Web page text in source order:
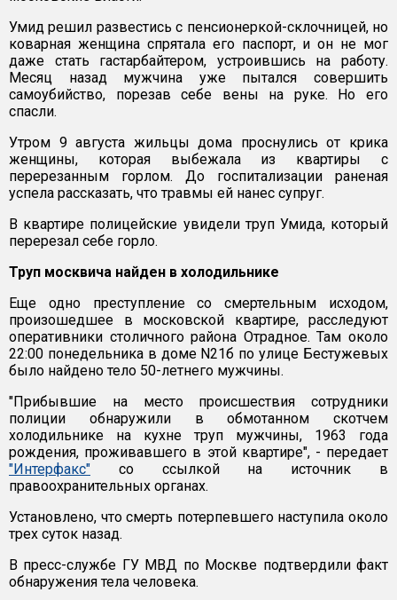
Умид решил развестись с пенсионеркой-склочницей, но
коварная женщина спрятала его паспорт, и он не мог
даже стать гастарбайтером, устроившись на работу.
Месяц назад мужчина уже пытался совершить
самоубийство, порезав себе вены на руке. Но его
спасли.
Утром 9 августа жильцы дома проснулись от крика
женщины, которая выбежала из квартиры с
перерезанным горлом. До госпитализации раненая
успела рассказать, что травмы ей нанес супруг.
В квартире полицейские увидели труп Умида, который
перерезал себе горло.
Труп москвича найден в холодильнике
Еще одно преступление со смертельным исходом,
произошедшее в московской квартире, расследуют
оперативники столичного района Отрадное. Там около
22:00 понедельника в доме N21б по улице Бестужевых
было найдено тело 50-летнего мужчины.
"Прибывшие на место происшествия сотрудники
полиции обнаружили в обмотанном скотчем
холодильнике на кухне труп мужчины, 1963 года
рождения, проживавшего в этой квартире", - передает
"Интерфакс" со ссылкой на источник в
правоохранительных органах.
Установлено, что смерть потерпевшего наступила около
трех суток назад.
В пресс-службе ГУ МВД по Москве подтвердили факт
обнаружения тела человека.